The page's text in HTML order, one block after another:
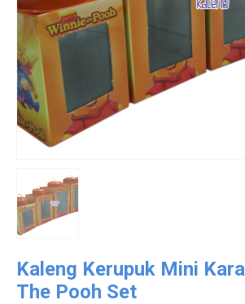
Kaleng Kerupuk Mini
The Pooh Set